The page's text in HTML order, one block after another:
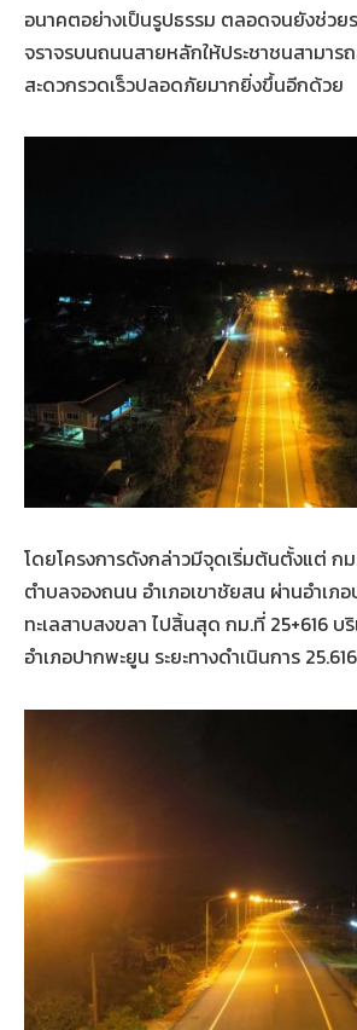
อนาคตอย่างเป็นรูปธรรม ตลอดจนยังช่วย
จราจรบนถนนสายหลักให้ประชาชนสามา
สะดวกรวดเร็วปลอดภัยมากยิ่งขึ้นอีกด้วย
โดยโครงการดังกล่าวมีจุดเริ่มต้นตั้งแต่
ตำบลจองถนน อำเภอเขาชัยสน ผ่านอำเภอ
ทะเลสาบสงขลา ไปสิ้นสุด กม.ที่ 25+616 บ
อำเภอปากพะยูน ระยะทางดำเนินการ